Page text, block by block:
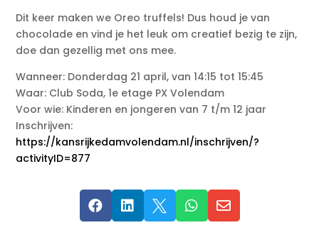
Dit keer maken we Oreo truffels! Dus houd je van
chocolade en vind je het leuk om creatief bezig te zijn,
doe dan gezellig met ons mee.
Wanneer: Donderdag 21 april, van 14:15 tot 15:45
Waar: Club Soda, 1e etage PX Volendam
Voor wie: Kinderen en jongeren van 7 t/m 12 jaar
Inschrijven:
https://kansrijkedamvolendam.nl/inschrijven/?
activityID=877
    